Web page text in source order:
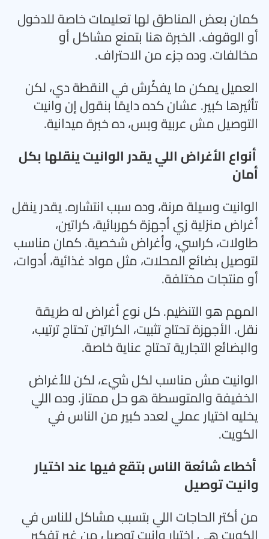
كمان بعض المناطق لها تعليمات خاصة للدخول
أو الوقوف. الخبرة هنا بتمنع مشاكل أو
مخالفات. وده جزء من الاحتراف.
العميل يمكن ما يفكّرش في النقطة دي، لكن
تأثيرها كبير. عشان كده دايمًا بنقول إن وانيت
التوصيل مش عربية وبس، ده خبرة ميدانية.
أنواع الأغراض اللي يقدر الوانيت ينقلها بكل
أمان
الوانيت وسيلة مرنة، وده سبب انتشاره. يقدر ينقل
أغراض منزلية زي أجهزة كهربائية، كراتين،
طاولات، كراسي، وأغراض شخصية. كمان مناسب
لتوصيل بضائع المحلات، مثل مواد غذائية، أدوات،
أو منتجات مختلفة.
المهم هو التنظيم. كل نوع أغراض له طريقة
نقل. الأجهزة تحتاج تثبيت، الكراتين تحتاج ترتيب،
والبضائع التجارية تحتاج عناية خاصة.
الوانيت مش مناسب لكل شيء، لكن للأغراض
الخفيفة والمتوسطة هو حل ممتاز. وده اللي
يخليه اختيار عملي لعدد كبير من الناس في
الكويت.
أخطاء شائعة الناس بتقع فيها عند اختيار
وانيت توصيل
من أكتر الحاجات اللي بتسبب مشاكل للناس في